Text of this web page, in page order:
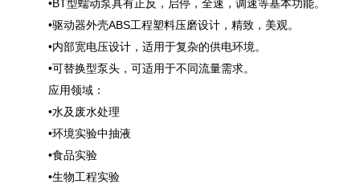
•BT型蠕动泵具有正反，启停，全速，调速等基本功能。
•驱动器外壳ABS工程塑料压磨设计，精致，美观。
•内部宽电压设计，适用于复杂的供电环境。
•可替换型泵头，可适用于不同流量需求。
应用领域：
•水及废水处理
•环境实验中抽液
•食品实验
•生物工程实验